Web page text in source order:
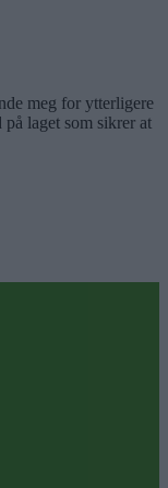
meg for ytterligere
laget som sikrer at